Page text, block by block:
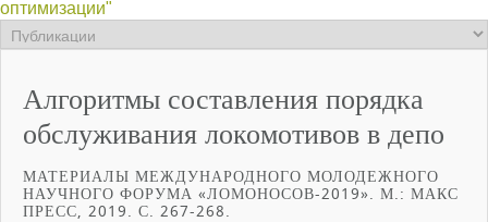
оптимизации"
Алгоритмы составления порядка
обслуживания локомотивов в депо
МАТЕРИАЛЫ МЕЖДУНАРОДНОГО МОЛОДЕЖНОГО
НАУЧНОГО ФОРУМА «ЛОМОНОСОВ-2019». М.: МАКС
ПРЕСС, 2019. С. 267-268.